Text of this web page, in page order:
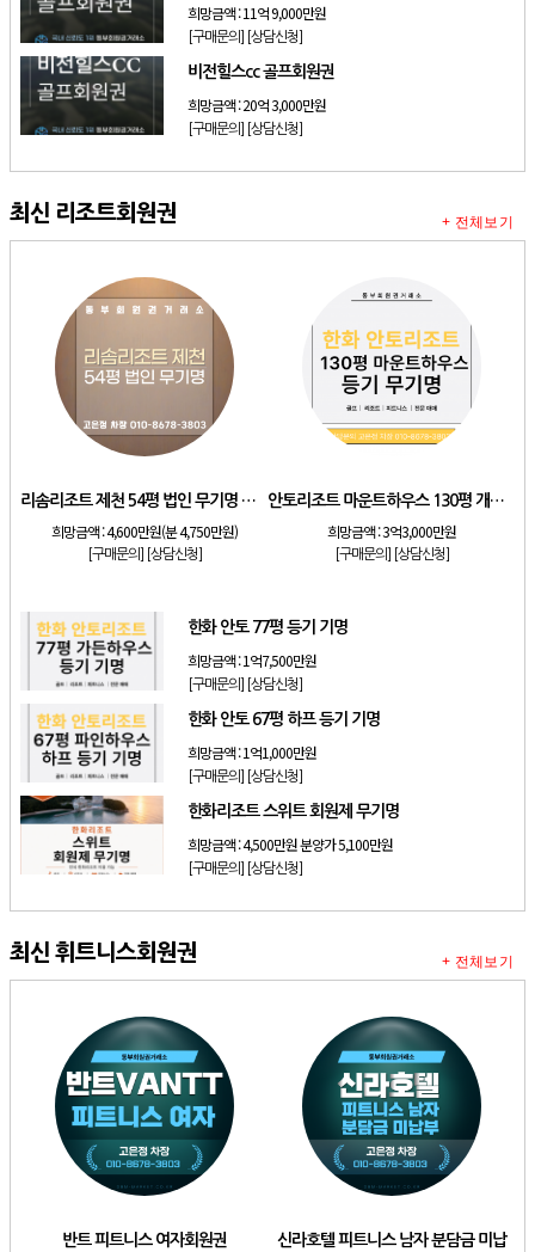
희망금액 :11억 9,000만원
[구매문의] [상담신청]
비전힐스cc 골프회원권
희망금액 :20억 3,000만원
[구매문의] [상담신청]
최신 리조트회원권
리솜리조트 제천 54평 법인 무기명 회원제
희망금액 :4,600만원(분 4,750만원)
[구매문의] [상담신청]
안토리조트 마운트하우스 130평 개인 기명
희망금액 :3억3,000만원
[구매문의] [상담신청]
한화 안토 77평 등기 기명
희망금액 :1억7,500만원
[구매문의] [상담신청]
한화 안토 67평 하프 등기 기명
희망금액 :1억1,000만원
[구매문의] [상담신청]
한화리조트 스위트 회원제 무기명
희망금액 :4,500만원 분양가 5,100만원
[구매문의] [상담신청]
+ 전체보기
최신 휘트니스회원권
반트 피트니스 여자회원권 신라호텔 피트니스 남자 분담금 미납
+ 전체보기